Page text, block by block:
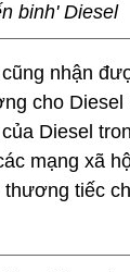
binh' Diesel
nhận
cho Diesel
Diesel
mạng xã
tiếc